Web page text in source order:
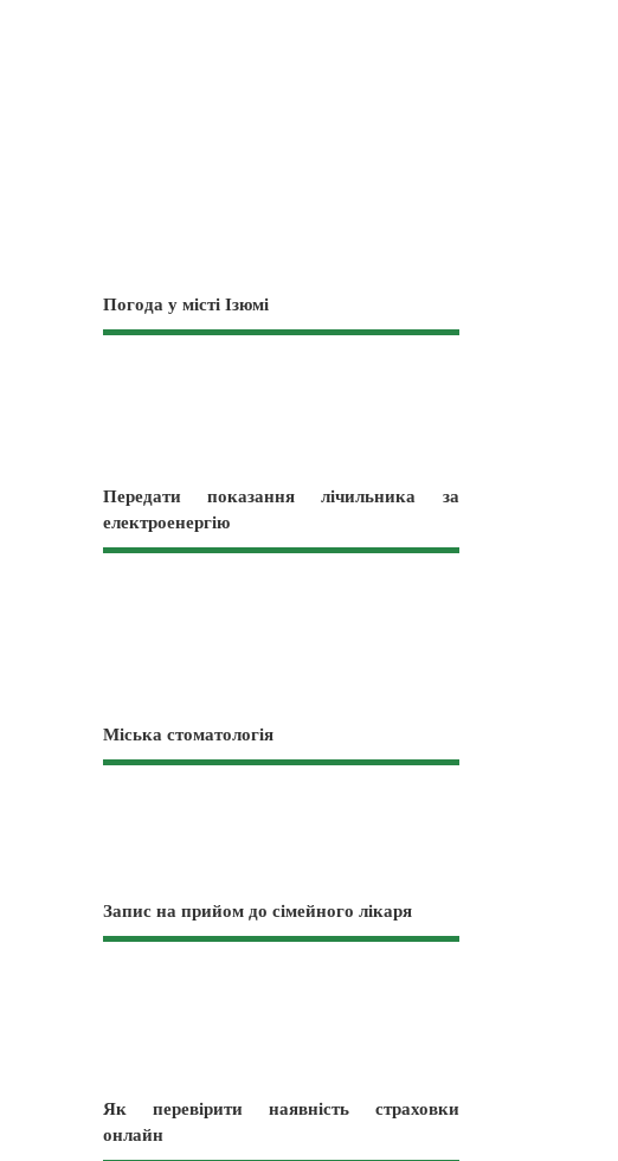
Погода у місті Ізюмі
Передати показання лічильника за
електроенергію
Міська стоматологія
Запис на прийом до сімейного лікаря
Як перевірити наявність страховки
онлайн